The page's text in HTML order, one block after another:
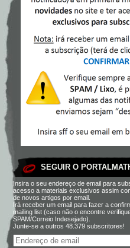
SEGUIR O
Insira o seu endereço de email para
acesso a materiais exclusivos assim
de novos artigos por email.
Irá receber um email para fazer a
mailing list (caso não o encontre
SPAM/Correio Indesejado).
Junte-se a outros 48.379 subscritores!